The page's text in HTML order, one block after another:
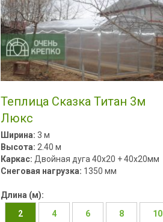
Теплица Сказка Титан 3м
Люкс
Ширина:3 м
Высота:2.40 м
Каркас:Двойная дуга 40x20 + 40х20мм
Снеговая нагрузка: 1350 мм
Длина (м):
2
4 6 8 10